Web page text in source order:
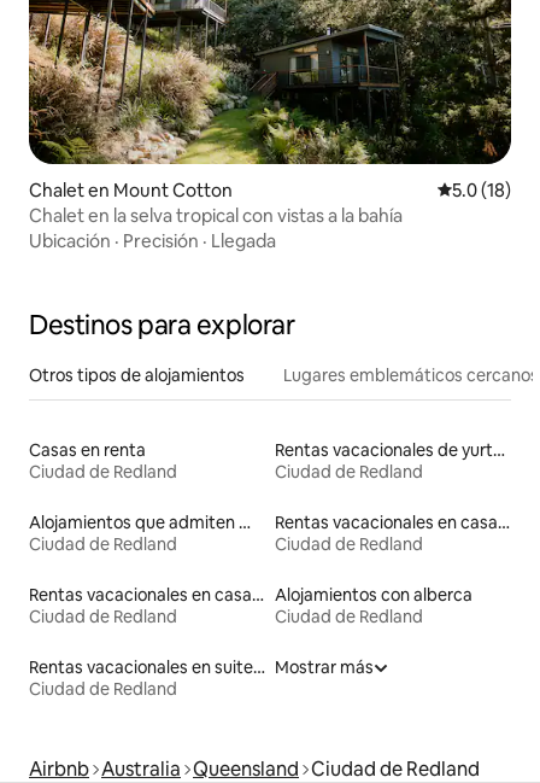
Chalet en Mount Cotton Calificación
5.0 (18)
Chalet en la selva tropical con vistas a la bahía
Ubicación · Precisión · Llegada
Destinos para explorar
Otros tipos de alojamientos Lugares emblemáticos cercanos
Casas en renta
Ciudad de Redland
Rentas vacacionales de yurtas con jacuzzi
Ciudad de Redland
Alojamientos que admiten mascotas
Ciudad de Redland
Rentas vacacionales en casas adosadas
Ciudad de Redland
Rentas vacacionales en casas de huéspedes
Ciudad de Redland
Alojamientos con alberca
Ciudad de Redland
Rentas vacacionales en suites privadas
Ciudad de Redland
Mostrar más
Airbnb Australia Queensland Ciudad de Redland